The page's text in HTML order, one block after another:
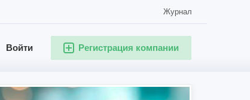
Журнал
Регистрация компании
Войти